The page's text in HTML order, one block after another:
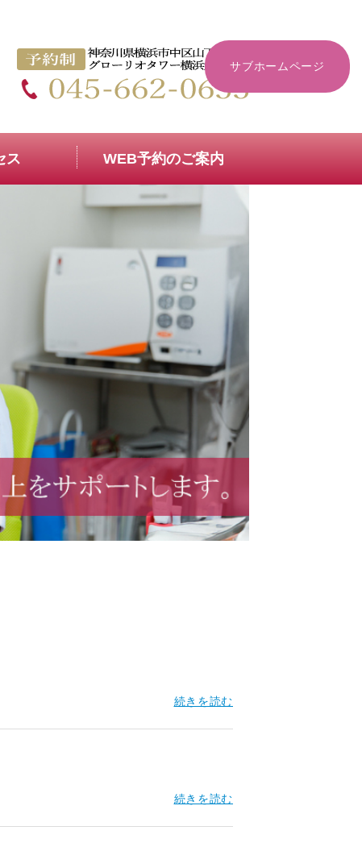
ス WEB予約のご案内
続きを読む
続きを読む
サブホームページ